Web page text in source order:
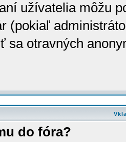
užívatelia môžu
(pokiaľ
sa otravných
do fóra?